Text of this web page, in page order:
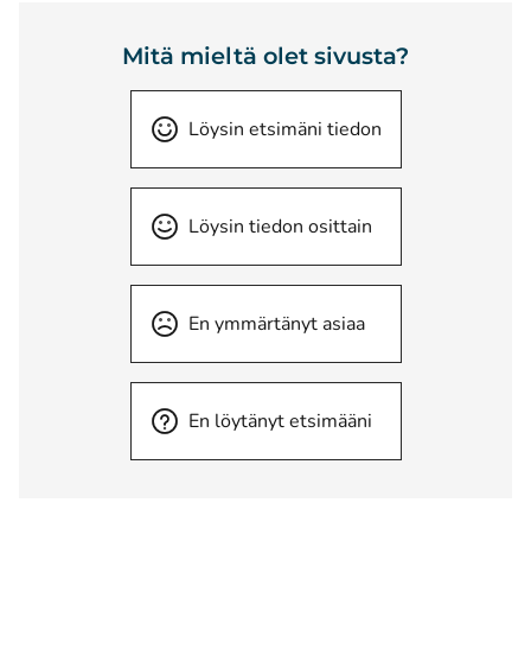
Mitä mieltä olet sivusta?
Löysin etsimäni tiedon
Löysin tiedon osittain
En ymmärtänyt asiaa
En löytänyt etsimääni